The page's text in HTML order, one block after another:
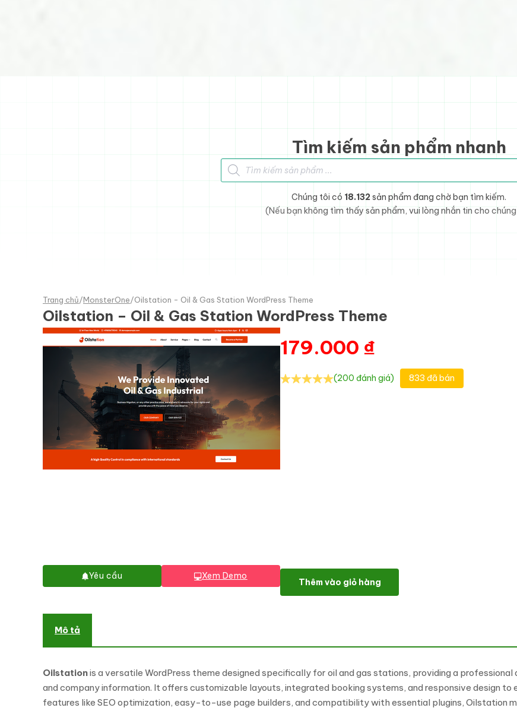
Tìm kiếm sản phẩm nhanh
Tìm kiếm sản phẩm
Chúng tôi có 18.132 sản phẩm đang chờ bạn tìm kiếm.
(Nếu bạn không tìm thấy sản phẩm, vui lòng nhắn tin cho
Trang chủ/MonsterOne/Oilstation - Oil & Gas Station WordPress Theme
Oilstation – Oil & Gas Station WordPress Theme
Yêu cầu Xem Demo
179.000 ₫
(200 đánh giá) 833 đã bán
Oilstation - Oil & Gas Station WordPress Theme số lượng
Thêm vào giỏ hàng
Mô tả
Oilstationis a versatile WordPress theme designed specifically for oil and gas stations, providing a
and company information. It offers customizable layouts, integrated booking systems, and responsive design
features like SEO optimization, easy-to-use page builders, and compatibility with essential plugins, Oilstation